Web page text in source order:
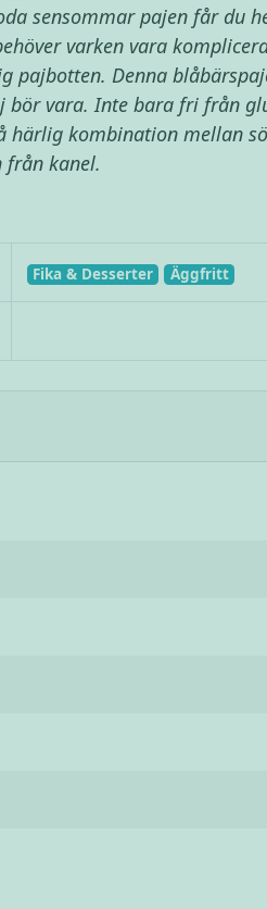
sensommar pajen får du
varken vara
pajbotten. Denna
bör vara. Inte bara fri från
härlig kombination mellan
från kanel.
Fika & Desserter Äggfritt